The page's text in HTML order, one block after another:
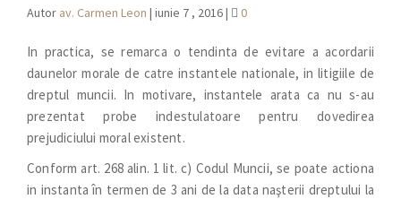
Autor av. Carmen Leon | iunie 7 , 2016| 0
In practica, se remarca o tendinta de evitare a acordarii
daunelor morale de catre instantele nationale, in litigiile de
dreptul muncii. In motivare, instantele arata ca nu s-au
prezentat probe indestulatoare pentru dovedirea
prejudiciului moral existent.
Conform art. 268 alin. 1 lit. c) Codul Muncii, se poate actiona
in instanta în termen de 3 ani de la data naşterii dreptului la